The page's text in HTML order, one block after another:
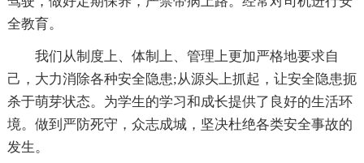
全教育。
我们从制度上、体制上、管理上更加严格地要求自
己，大力消除各种安全隐患;从源头上抓起，让安全隐患扼
杀于萌芽状态。为学生的学习和成长提供了良好的生活环
境。做到严防死守，众志成城，坚决杜绝各类安全事故的
发生。